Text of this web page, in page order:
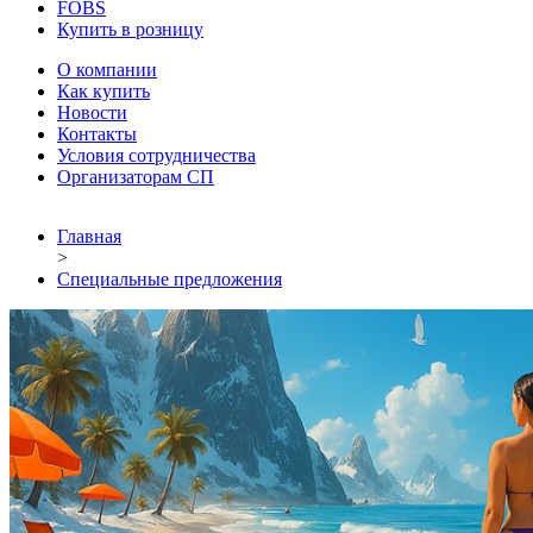
FOBS
Купить в розницу
О компании
Как купить
Новости
Контакты
Условия сотрудничества
Организаторам СП
Главная
>
Специальные предложения